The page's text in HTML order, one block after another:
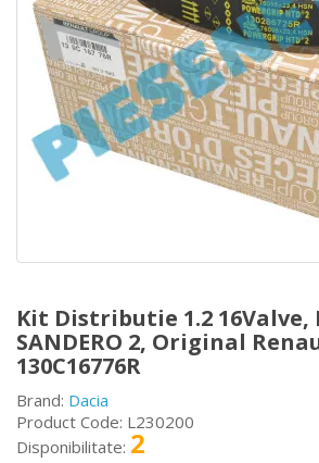
Kit Distributie 1.2 16Valve,
SANDERO 2, Original
130C16776R
Brand: Dacia
Product Code: L230200
Disponibilitate: 2